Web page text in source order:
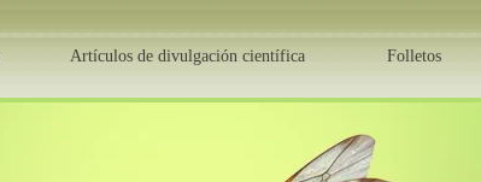
Artículos de divulgación científica Folletos